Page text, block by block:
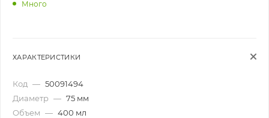
Много
ХАРАКТЕРИСТИКИ
Код — 50091494
Диаметр — 75 мм
Объем — 400 мл